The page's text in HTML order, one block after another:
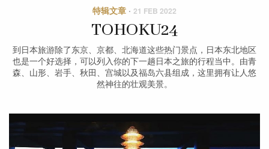
特辑文章 · 21 FEB 2022
TOHOKU24
到日本旅游除了东京、京都、北海道这些热门景点，日本东北地区
也是一个好选择，可以列入你的下一趟日本之旅的行程当中。由青
森、山形、岩手、秋田、宫城以及福岛六县组成，这里拥有让人悠
然神往的壮观美景。